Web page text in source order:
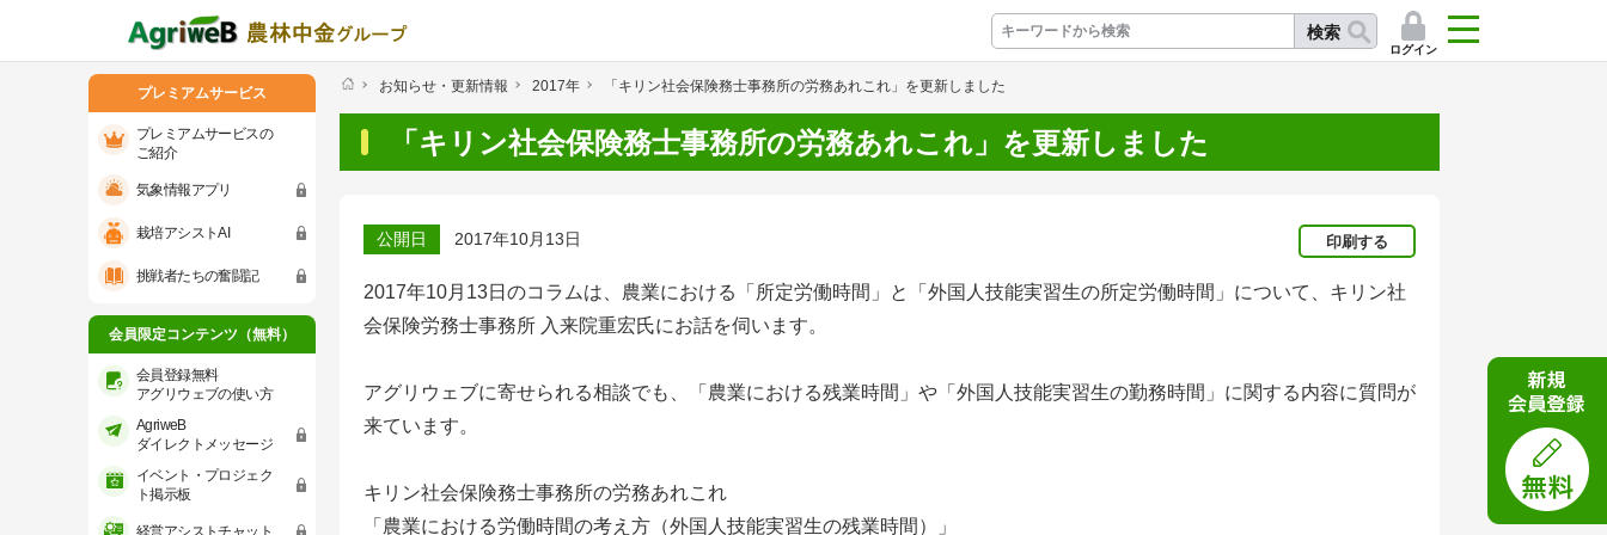
検索
ログイン
プレミアムサービス
プレミアムサービスのご紹介
会員限定コンテンツ（無料）
会員登録無料 アグリウェブの使い方
AgriweBダイレクトメッセージ
イベント・プロジェクト掲示板
経営アシストチャット アグリウェブ経営診断
お知らせ・更新情報 2017年 「キリン社会保険務士事務所の労務あれこれ」を更新しました
「キリン社会保険務士事務所の労務あれこれ」を更新しました
公開日 2017年10月13日 印刷する
2017年10月13日のコラムは、農業における「所定労働時間」と「外国人技能実習生の所定労働時間」について、キリン社
会保険労務士事務所 入来院重宏氏にお話を伺います。
アグリウェブに寄せられる相談でも、「農業における残業時間」や「外国人技能実習生の勤務時間」に関する内容に質問が
来ています。
キリン社会保険務士事務所の労務あれこれ
「農業における労働時間の考え方（外国人技能実習生の残業時間）」
プレミアムサービス
プレミアムサービスの
ご紹介
気象情報アプリ
栽培アシストAI
挑戦者たちの奮闘記
会員限定コンテンツ（無料）
会員登録無料
アグリウェブの使い方
AgriweB
ダイレクトメッセージ
イベント・プロジェク
ト掲示板
経営アシストチャット